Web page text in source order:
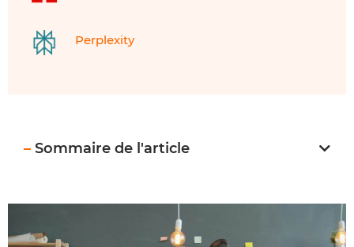
Perplexity
– Sommaire de l'article